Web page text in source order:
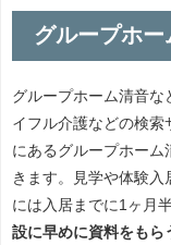
グループホ
グループホーム清音な
イフル介護などの検索
にあるグループホーム
きます。見学や体験
には入居までに1ヶ月
設に早めに資料をもら